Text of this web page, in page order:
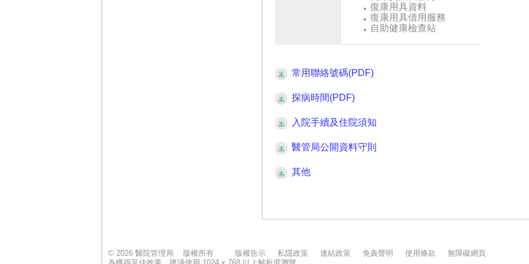
© 2026 醫院管理局 版權所有
版權告示 私隱政策 連結政策 免責聲明 使用條款
無障礙網頁